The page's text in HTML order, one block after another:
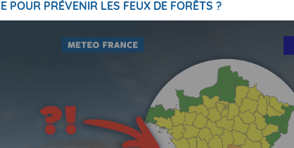
POUR PRÉVENIR LES FEUX DE FORÊTS ?